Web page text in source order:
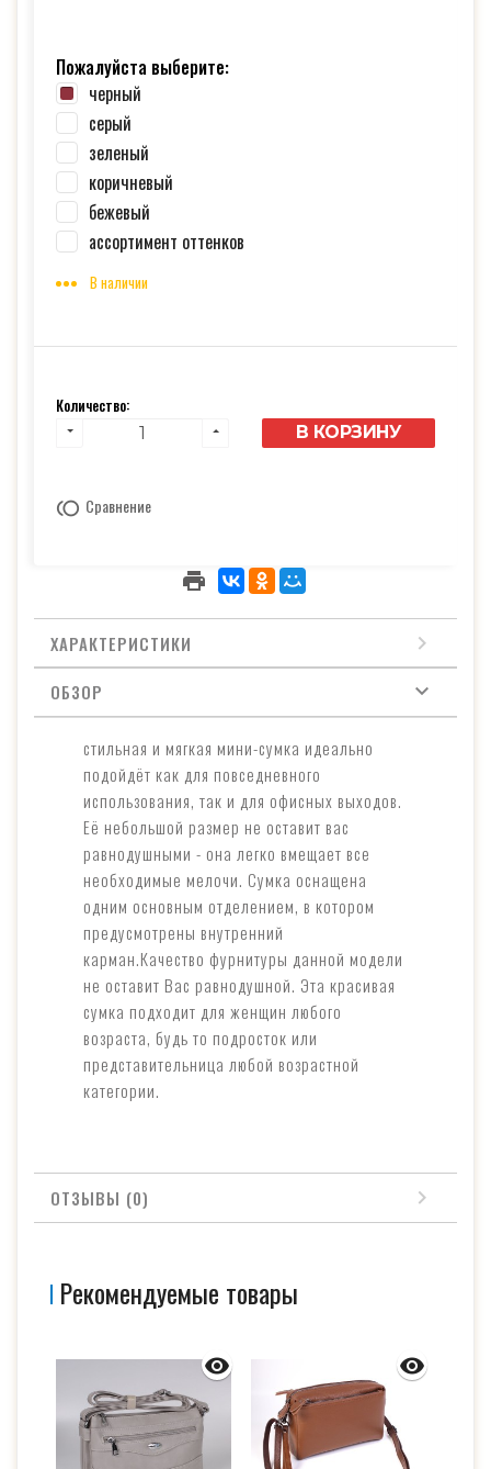
Пожалуйста выберите:
черный
серый
зеленый
коричневый
бежевый
ассортимент оттенков
В наличии
Количество:
В КОРЗИНУ
Сравнение
ХАРАКТЕРИСТИКИ
ОБЗОР
стильная и мягкая мини-сумка идеально
подойдёт как для повседневного
использования, так и для офисных выходов.
Её небольшой размер не оставит вас
равнодушными - она легко вмещает все
необходимые мелочи. Сумка оснащена
одним основным отделением, в котором
предусмотрены внутренний
карман.Качество фурнитуры данной модели
не оставит Вас равнодушной. Эта красивая
сумка подходит для женщин любого
возраста, будь то подросток или
представительница любой возрастной
категории.
ОТЗЫВЫ (0)
Рекомендуемые товары